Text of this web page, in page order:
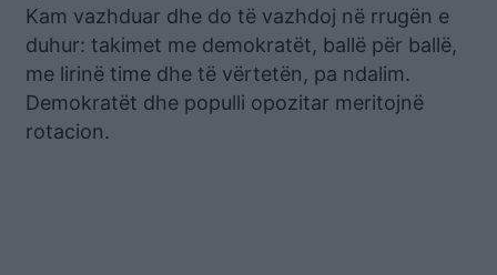
Kam vazhduar dhe do të vazhdoj në rrugën e
duhur: takimet me demokratët, ballë për ballë,
me lirinë time dhe të vërtetën, pa ndalim.
Demokratët dhe populli opozitar meritojnë
rotacion.